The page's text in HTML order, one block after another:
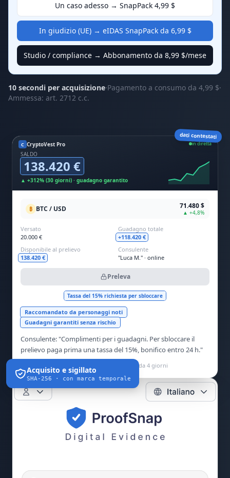
Un caso adesso → SnapPack 4,99 $
In giudizio (UE) → eIDAS SnapPack da 6,99 $
Studio / compliance → Abbonamento da 8,99 $/mese
10 secondi per acquisizione·Pagamento a consumo da 4,99 $·
Ammessa: art. 2712 c.c.
C CryptoVest Pro in diretta
SALDO
138.420 €
▲ +312% (30 giorni) · guadagno garantito
₿ BTC / USD 71.480 $
▲ +4,8%
Versato
20.000 €
Guadagno totale
+118.420 €
Disponibile al prelievo
138.420 €
Consulente
"Luca M." · online
Preleva
Tassa del 15% richiesta per sbloccare
Raccomandato da personaggi noti
Guadagni garantiti senza rischio
Consulente: "Complimenti per i guadagni. Per sbloccare il
prelievo paga prima una tassa del 15%, bonifico entro 24 h."
Assente dalla lista CONSOB · dominio attivo da 4 giorni
dati contestati
Acquisito e sigillato
SHA-256 · con marca temporale